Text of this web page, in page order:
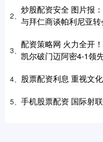
2、
炒股配资安全 图片报
与拜仁商谈帕利尼亚转
3、
配资策略网 火力全开
凯尔破门迈阿密4-1领
4、 股票配资利息 重视文
5、 手机股票配资 国际射